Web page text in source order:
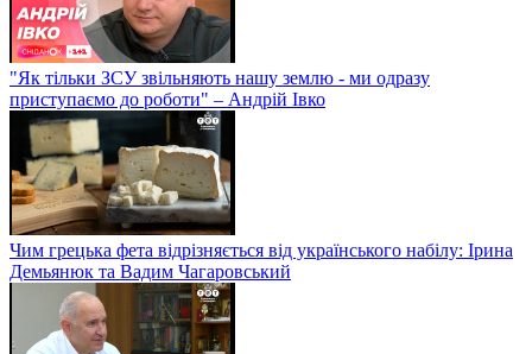
"Як тільки ЗСУ звільняють нашу землю - ми одразу
приступаємо до роботи" – Андрій Івко
Чим грецька фета відрізняється від українського набілу: Ірина
Демьянюк та Вадим Чагаровський